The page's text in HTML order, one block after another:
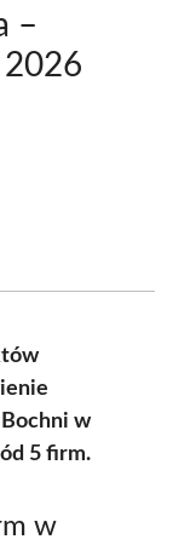
–
w
5 firm.
w